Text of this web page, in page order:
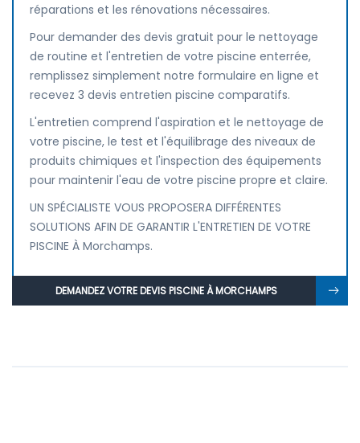
réparations et les rénovations nécessaires.
Pour demander des devis gratuit pour le nettoyage
de routine et l'entretien de votre piscine enterrée,
remplissez simplement notre formulaire en ligne et
recevez 3 devis entretien piscine comparatifs.
L'entretien comprend l'aspiration et le nettoyage de
votre piscine, le test et l'équilibrage des niveaux de
produits chimiques et l'inspection des équipements
pour maintenir l'eau de votre piscine propre et claire.
UN SPÉCIALISTE VOUS PROPOSERA DIFFÉRENTES
SOLUTIONS AFIN DE GARANTIR L'ENTRETIEN DE VOTRE
PISCINE À Morchamps.
DEMANDEZ VOTRE DEVIS PISCINE À MORCHAMPS